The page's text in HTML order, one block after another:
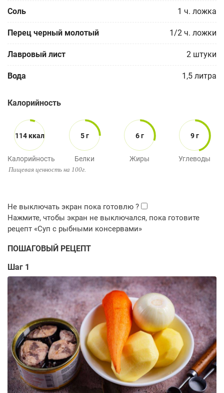
Соль 1 ч. ложка
Перец черный молотый 1/2 ч. ложки
Лавровый лист 2 штуки
Вода 1,5 литра
Калорийность
114 ккал
Калорийность
5 г
Белки
6 г
Жиры
9 г
Углеводы
Пищевая ценность на 100г.
ПОШАГОВЫЙ РЕЦЕПТ
Шаг 1